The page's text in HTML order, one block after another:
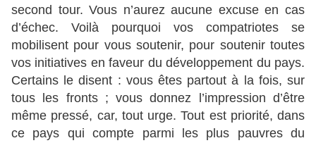
second tour. Vous n’aurez aucune excuse en cas
d’échec. Voilà pourquoi vos compatriotes se
mobilisent pour vous soutenir, pour soutenir toutes
vos initiatives en faveur du développement du pays.
Certains le disent : vous êtes partout à la fois, sur
tous les fronts ; vous donnez l’impression d’être
même pressé, car, tout urge. Tout est priorité, dans
ce pays qui compte parmi les plus pauvres du